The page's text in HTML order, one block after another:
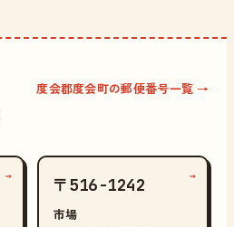
度会郡度会町の郵便番号一覧 →
→ 〒516-1242
市場
→